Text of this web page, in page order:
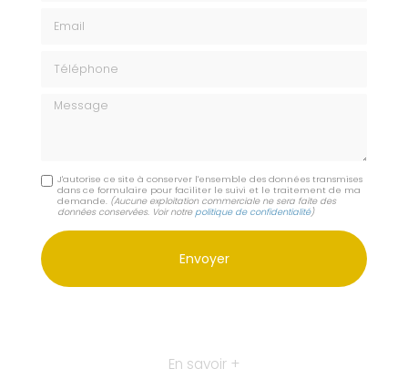
Message
J'autorise ce site à conserver l'ensemble des données transmises
dans ce formulaire pour faciliter le suivi et le traitement de ma
demande. (Aucune exploitation commerciale ne sera faite des
données conservées. Voir notre politique de confidentialité)
En savoir +